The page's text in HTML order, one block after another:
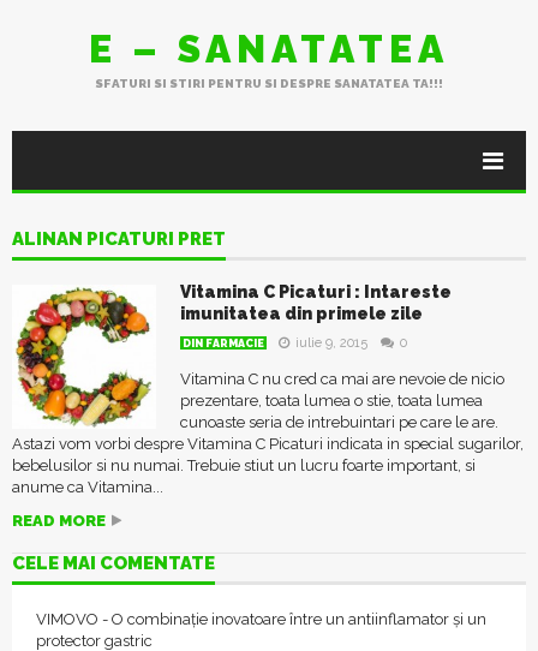
E – SANATATEA
SFATURI SI STIRI PENTRU SI DESPRE SANATATEA TA!!!
ALINAN PICATURI PRET
Vitamina C Picaturi : Intareste
imunitatea din primele zile
DIN FARMACIE iulie 9, 2015 0
Vitamina C nu cred ca mai are nevoie de nicio
prezentare, toata lumea o stie, toata lumea
cunoaste seria de intrebuintari pe care le are.
Astazi vom vorbi despre Vitamina C Picaturi indicata in special sugarilor,
bebelusilor si nu numai. Trebuie stiut un lucru foarte important, si
anume ca Vitamina...
READ MORE
CELE MAI COMENTATE
VIMOVO - O combinație inovatoare între un antiinflamator și un
protector gastric